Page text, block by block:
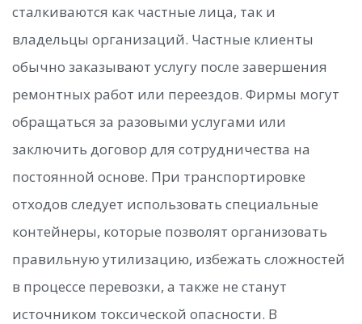
сталкиваются как частные лица, так и
владельцы организаций. Частные клиенты
обычно заказывают услугу после завершения
ремонтных работ или переездов. Фирмы могут
обращаться за разовыми услугами или
заключить договор для сотрудничества на
постоянной основе. При транспортировке
отходов следует использовать специальные
контейнеры, которые позволят организовать
правильную утилизацию, избежать сложностей
в процессе перевозки, а также не станут
источником токсической опасности. В